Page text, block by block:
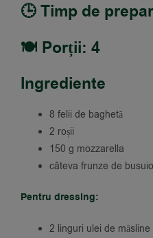
🕒 Timp de
🍽️ Porții: 4
Ingrediente
8 felii de baghetă
2 roșii
150 g mozzarella
câteva frunze de
Pentru dressing:
2 linguri ulei de